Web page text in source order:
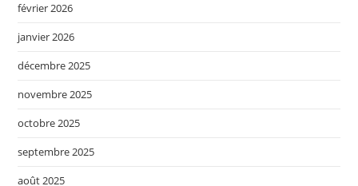
février 2026
janvier 2026
décembre 2025
novembre 2025
octobre 2025
septembre 2025
août 2025